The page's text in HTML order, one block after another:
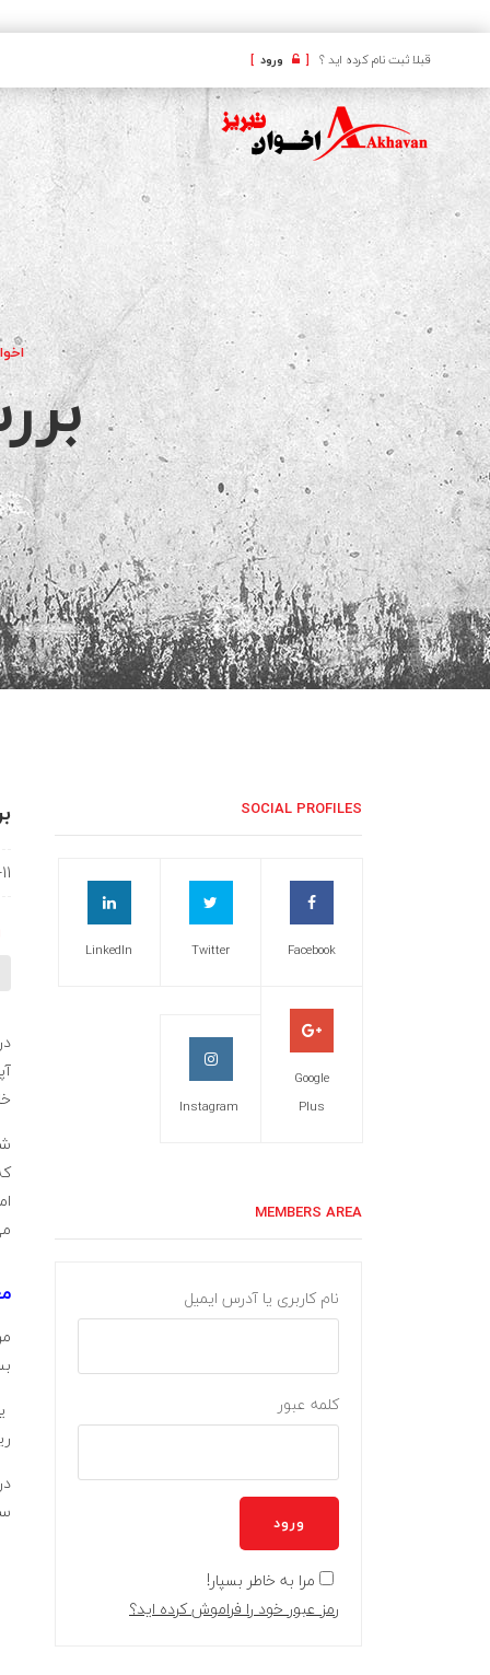
قبلا ثبت نام کرده اید ؟ [ ورود]
SOCIAL PROFILES
Facebook
Twitter
LinkedIn
Google
Plus
Instagram
MEMBERS AREA
نام کاربری یا آدرس ایمیل
کلمه عبور
ورود
مرا به خاطر بسپار!
رمز عبور خود را فراموش کرده اید؟